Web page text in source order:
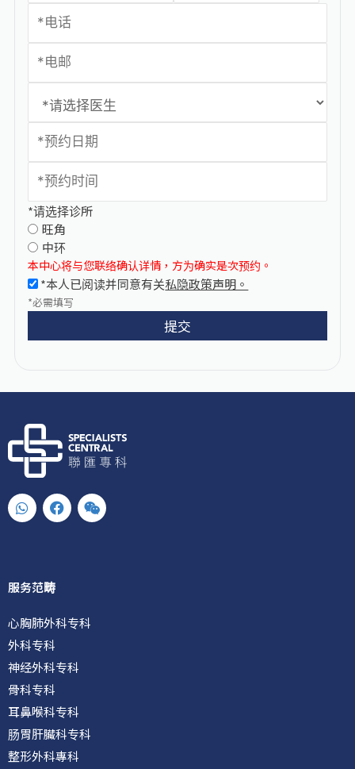
*请选择诊所
旺角
中环
本中心将与您联络确认详情，方为确实是次预约。
*本人已阅读并同意有关私隐政策声明。
*必需填写
提交
W
h
a
p
F
a
c
W
e
i
服务范畴
心胸肺外科专科
外科专科
神经外科专科
骨科专科
耳鼻喉科专科
肠胃肝臟科专科
整形外科專科